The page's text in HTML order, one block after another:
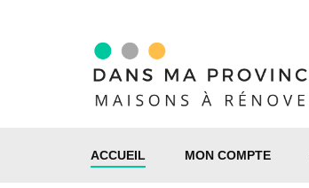
ACCUEIL MON COMPTE